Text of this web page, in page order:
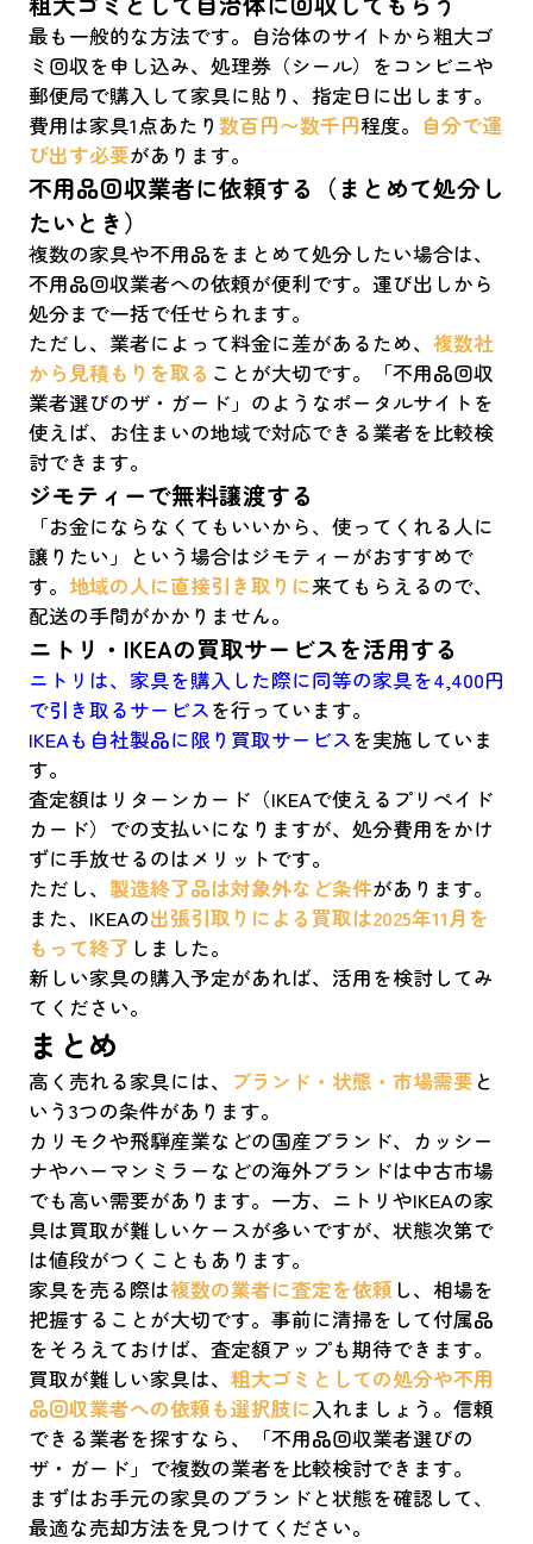
最も一般的な方法です。自治体のサイトから粗大ゴ
ミ回収を申し込み、処理券（シール）をコンビニや
郵便局で購入して家具に貼り、指定日に出します。
費用は家具1点あたり 数百円〜数千円程度。 自分で運
び出す必要があります。
不用品回収業者に依頼する（まとめて処分し
たいとき）
複数の家具や不用品をまとめて処分したい場合は、
不用品回収業者への依頼が便利です。運び出しから
処分まで一括で任せられます。
ただし、業者によって料金に差があるため、 複数社
から見積もりを取る ことが大切です。「不用品回収
業者選びのザ・ガード」のようなポータルサイトを
使えば、お住まいの地域で対応できる業者を比較検
討できます。
ジモティーで無料譲渡する
「お金にならなくてもいいから、使ってくれる人に
譲りたい」という場合はジモティーがおすすめで
す。 地域の人に直接引き取りに来てもらえるので、
配送の手間がかかりません。
ニトリ・IKEAの買取サービスを活用する
ニトリは、家具を購入した際に同等の家具を4,400円
で引き取るサービスを行っています。
IKEAも自社製品に限り買取サービスを実施していま
す。
査定額はリターンカード（IKEAで使えるプリペイド
カード）での支払いになりますが、処分費用をかけ
ずに手放せるのはメリットです。
ただし、 製造終了品は対象外など条件があります。
また、IKEAの出張引取りによる買取は2025年​11月を
もって終了 しました。
新しい家具の購入予定があれば、活用を検討してみ
てください。
まとめ
高く売れる家具には、 ブランド・状態・市場需要 と
いう3つの条件があります。
カリモクや飛騨産業などの国産ブランド、カッシー
ナやハーマンミラーなどの海外ブランドは中古市場
でも高い需要があります。一方、ニトリやIKEAの家
具は買取が難しいケースが多いですが、状態次第で
は値段がつくこともあります。
家具を売る際は複数の業者に査定を依頼 し、相場を
把握することが大切です。事前に清掃をして付属品
をそろえておけば、査定額アップも期待できます。
買取が難しい家具は、 粗大ゴミとしての処分や不用
品回収業者への依頼も選択肢に入れましょう。信頼
できる業者を探すなら、「不用品回収業者選びの
ザ・ガード」で複数の業者を比較検討できます。
まずはお手元の家具のブランドと状態を確認して、
最適な売却方法を見つけてください。